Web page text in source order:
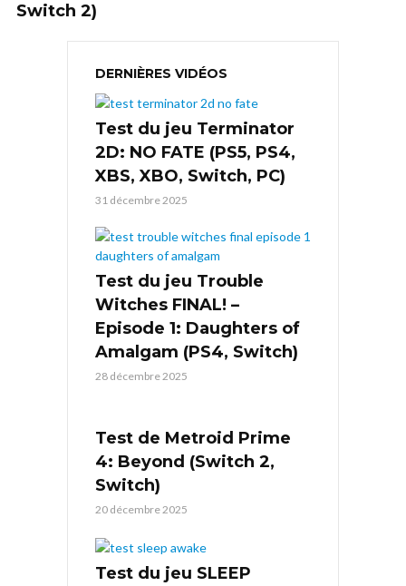
Switch 2)
DERNIÈRES VIDÉOS
Test du jeu Terminator
2D: NO FATE (PS5, PS4,
XBS, XBO, Switch, PC)
31 décembre 2025
Test du jeu Trouble
Witches FINAL! –
Episode 1: Daughters of
Amalgam (PS4, Switch)
28 décembre 2025
Test de Metroid Prime
4: Beyond (Switch 2,
Switch)
20 décembre 2025
Test du jeu SLEEP